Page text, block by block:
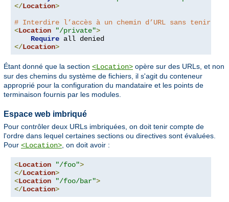
</Location>
# Interdire l’accès à un chemin d’URL sans tenir
<Location "/private">
Require
</Location>
Étant donné que la section <Location> opère sur des URLs, et non
sur des chemins du système de fichiers, il s'agit du conteneur
approprié pour la configuration du mandataire et les points de
terminaison fournis par les modules.
Espace web imbriqué
Pour contrôler deux URLs imbriquées, on doit tenir compte de
l'ordre dans lequel certaines sections ou directives sont évaluées.
Pour <Location> , on doit avoir :
<Location "/foo">
</Location>
<Location "/foo/bar">
</Location>